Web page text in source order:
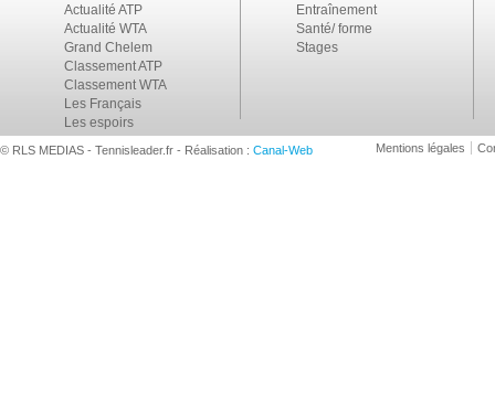
Actualité ATP
Actualité WTA
Grand Chelem
Classement ATP
Classement WTA
Les Français
Les espoirs
Entraînement
Santé/ forme
Stages
© RLS MEDIAS - Tennisleader.fr - Réalisation : Canal-Web Mentions légales